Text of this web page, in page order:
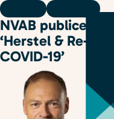
NVAB publiceert
‘Herstel & Re-
COVID-19’